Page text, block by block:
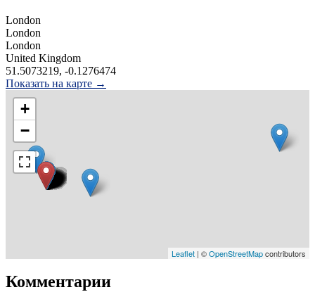
London
London
London
United Kingdom
51.5073219, -0.1276474
Показать на карте →
+
−
Leaflet | ©OpenStreetMapcontributors
Комментарии